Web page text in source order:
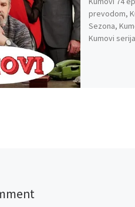
prevodom,
Sezona,
Kumovi